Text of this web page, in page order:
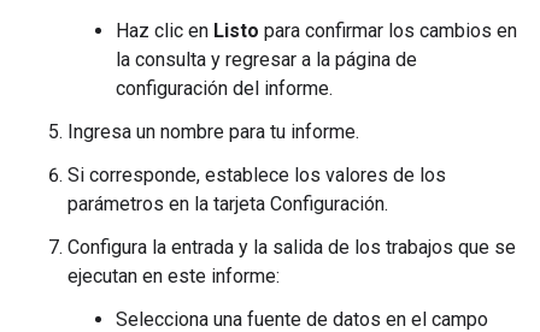
Haz clic en Listo para confirmar los cambios en
la consulta y regresar a la página de
configuración del informe.
Ingresa un nombre para tu informe.
Si corresponde, establece los valores de los
parámetros en la tarjeta Configuración.
Configura la entrada y la salida de los trabajos que se
ejecutan en este informe:
Selecciona una fuente de datos en el campo